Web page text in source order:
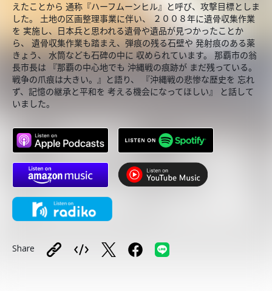
えたことから 通称『ハーフムーンヒル』と呼び、攻撃目標としま
した。 土地の区画整理事業に伴い、 ２００８年に遺骨収集作業
を 実施し、日本兵と思われる遺骨や遺品が見つかったことか
ら、 遺骨収集作業も踏まえ、弾痕の残る石壁や 発射痕のある薬
きょう、 水筒なども石碑の中に 収められています。 那覇市の翁
長市長は 『那覇の中心地でも 沖縄戦の痕跡が まだ残っている。
戦争の爪痕は大きい。』と語り、 『沖縄戦の悲惨な歴史を 忘れ
ず、記憶の継承と平和を 考える機会になってほしい』 と話して
いました。
Share